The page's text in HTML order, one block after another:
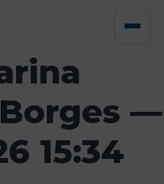
—
15:34